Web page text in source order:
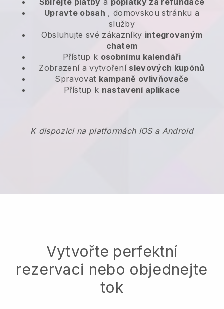
Sbírejte platby a poplatky za refundace
Upravte obsah , domovskou stránku a
služby
Obsluhujte své zákazníky integrovaným
chatem
Přístup k osobnímu kalendáři
Zobrazení a vytvoření slevových kupónů
Spravovat kampaně ovlivňovače
Přístup k nastavení aplikace
K dispozici na platformách IOS a Android
Vytvořte perfektní
rezervaci nebo objednejte
tok